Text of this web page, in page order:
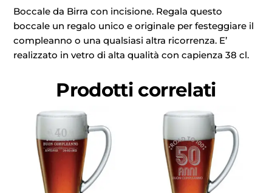
Boccale da Birra con incisione. Regala questo
boccale un regalo unico e originale per festeggiare il
compleanno o una qualsiasi altra ricorrenza. E’
realizzato in vetro di alta qualità con capienza 38 cl.
Prodotti correlati